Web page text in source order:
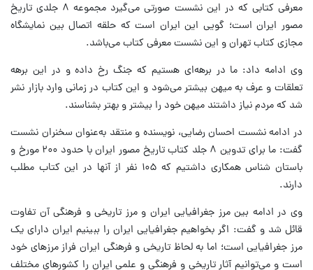
معرفی کتابی که در این نشست صورتی می‌گیرد مجموعه ۸ جلدی تاریخ
مصور ایران است؛ گویی این ایران است که حلقه اتصال بین نمایشگاه
مجازی کتاب تهران و این نشست معرفی کتاب می‌باشد.
وی ادامه داد: ما در برهه‌ای هستیم که جنگ رخ داده و در این برهه
تعلقات و عرف به میهن بیشتر می‌شود و این کتاب در زمانی وارد بازار نشر
شد که مردم نیاز داشتند میهن خود را بیشتر و بهتر بشناسند.
در ادامه نشست احسان رضایی، نویسنده و منتقد به‌عنوان سخنران نشست
گفت: ما برای تدوین ۸ جلد کتاب تاریخ مصور ایران با حدود ۲۰۰ مورخ و
باستان شناس همکاری داشتیم که ۱۰۵ نفر از آنها در این کتاب مطلب
دارند.
وی در ادامه بین مرز جغرافیایی ایران و مرز تاریخی و فرهنگی آن تفاوت
قائل شد و گفت: اگر بخواهیم جغرافیایی ایران را ببینیم ایران دارای یک
مرز جغرافیایی است؛ اما به لحاظ تاریخی و فرهنگی ایران فراز مرزهای خود
است و می‌توانیم آثار تاریخی و فرهنگی و علمی ایران را کشورهای مختلف